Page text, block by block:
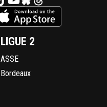
LIGUE 2
ASSE
Bordeaux